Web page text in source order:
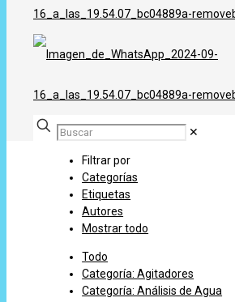
✕
Filtrar por
Categorías
Etiquetas
Autores
Mostrar todo
Todo
Categoría: Agitadores
Categoría: Análisis de Agua